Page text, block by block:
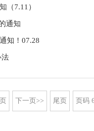
（7.11）
通知
知！07.28
法
下一页>> 尾页 页码